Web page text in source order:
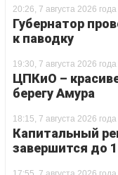
20:26, 7 августа 2026 года
Губернатор
к паводку
19:30, 7 августа 2026 года
ЦПКиО –
берегу Амура
18:15, 7 августа 2026 года
Капитальный
завершится до